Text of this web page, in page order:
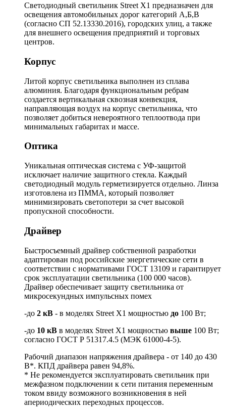
Светодиодный светильник Street X1 предназначен для
освещения автомобильных дорог категорий А,Б,В
(согласно СП 52.13330.2016), городских улиц, а также
для внешнего освещения предприятий и торговых
центров.
Корпус
Литой корпус светильника выполнен из сплава
алюминия. Благодаря функциональным ребрам
создается вертикальная сквозная конвекция,
направляющая воздух на корпус светильника, что
позволяет добиться невероятного теплоотвода при
минимальных габаритах и массе.
Оптика
Уникальная оптическая система с УФ-защитой
исключает наличие защитного стекла. Каждый
светодиодный модуль герметизируется отдельно. Линза
изготовлена из ПММА, который позволяет
минимизировать светопотери за счет высокой
пропускной способности.
Драйвер
Быстросъемный драйвер собственной разработки
адаптирован под российские энергетические сети в
соответствии с нормативами ГОСТ 13109 и гарантирует
срок эксплуатации светильника (100 000 часов).
Драйвер обеспечивает защиту светильника от
микросекундных импульсных помех
-до 2 кВ - в моделях Street X1 мощностью до 100 Вт;
-до 10 кВ в моделях Street X1 мощностью выше 100 Вт;
согласно ГОСТ Р 51317.4.5 (МЭК 61000-4-5).
Рабочий диапазон напряжения драйвера - от 140 до 430
В*. КПД драйвера равен 94,8%.
* Не рекомендуется эксплуатировать светильник при
межфазном подключении к сети питания переменным
током ввиду возможного возникновения в ней
апериодических переходных процессов.